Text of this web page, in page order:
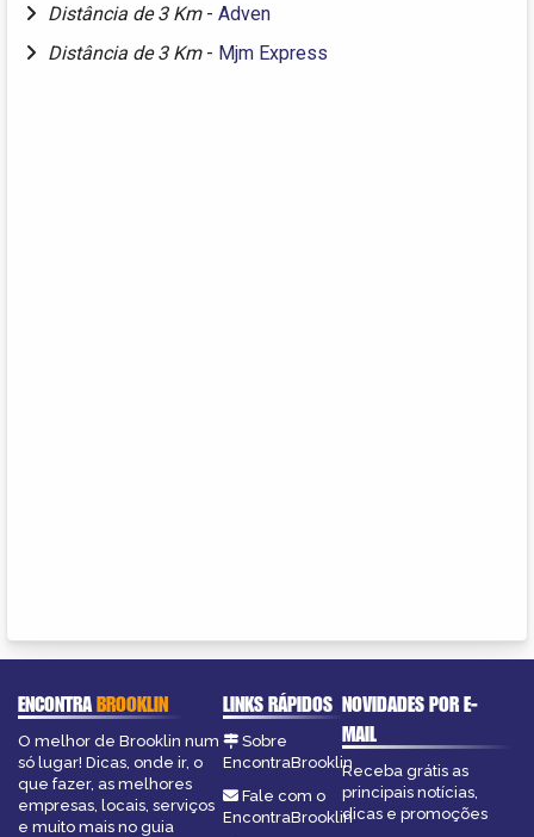
Distância de 3 Km - Adven
Distância de 3 Km - Mjm Express
ENCONTRABROOKLIN
O melhor de Brooklin num
só lugar! Dicas, onde ir, o
que fazer, as melhores
empresas, locais, serviços
e muito mais no guia
LINKS RÁPIDOS
Sobre
EncontraBrooklin
Fale com o
EncontraBrooklin
NOVIDADES POR E-
MAIL
Receba grátis as
principais notícias,
dicas e promoções